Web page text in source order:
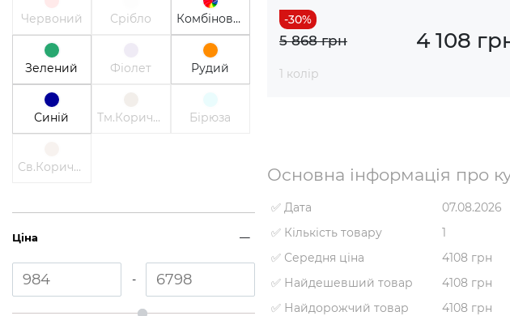
Червоний Срібло Комбінований
Зелений Фіолет Рудий
Синій Тм.Коричневий Бірюза
Св.Коричневий
Ціна
-
4 108
5 868 грн
1 колір
Основна інформація про
✅ Дата
07.08.2026
✅ Кількість товару
1
✅ Середня ціна
4108 грн
✅ Найдешевший товар
4108 грн
✅ Найдорожчий товар
4108 грн